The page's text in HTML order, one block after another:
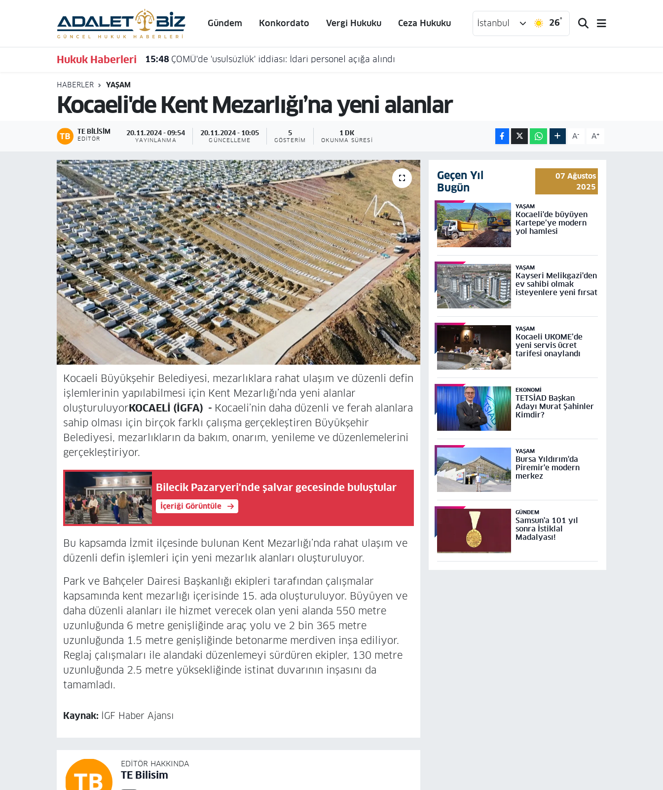
Gündem Konkordato Vergi Hukuku Ceza Hukuku İstanbul 26°
Hukuk Haberleri 15:48 ÇOMÜ'de 'usulsüzlük' iddiası: İdari personel açığa alındı
HABERLER YAŞAM
Kocaeli'de Kent Mezarlığı’na yeni alanlar
TE BILISIM
EDITÖR
20.11.2024 - 09:54
YAYINLANMA
20.11.2024 - 10:05
GÜNCELLEME
5
GÖSTERIM
1 DK
OKUNMA SÜRESI A- A+
Kocaeli Büyükşehir Belediyesi, mezarlıklara rahat ulaşım ve düzenli defin
işlemlerinin yapılabilmesi için Kent Mezarlığı’nda yeni alanlar
oluşturuluyorKOCAELİ (İGFA) - Kocaeli’nin daha düzenli ve ferah alanlara
sahip olması için birçok farklı çalışma gerçekleştiren Büyükşehir
Belediyesi, mezarlıkların da bakım, onarım, yenileme ve düzenlemelerini
gerçekleştiriyor.
Bilecik Pazaryeri'nde şalvar gecesinde buluştular
İçeriği Görüntüle
Bu kapsamda İzmit ilçesinde bulunan Kent Mezarlığı’nda rahat ulaşım ve
düzenli defin işlemleri için yeni mezarlık alanları oluşturuluyor.
Park ve Bahçeler Dairesi Başkanlığı ekipleri tarafından çalışmalar
kapsamında kent mezarlığı içerisinde 15. ada oluşturuluyor. Büyüyen ve
daha düzenli alanları ile hizmet verecek olan yeni alanda 550 metre
uzunluğunda 6 metre genişliğinde araç yolu ve 2 bin 365 metre
uzunluğunda 1.5 metre genişliğinde betonarme merdiven inşa ediliyor.
Reglaj çalışmaları ile alandaki düzenlemeyi sürdüren ekipler, 130 metre
uzunluğunda 2.5 metre yüksekliğinde istinat duvarının inşasını da
tamamladı.
Kaynak: İGF Haber Ajansı
EDITÖR HAKKINDA
TE Bilisim
Geçen Yıl
Bugün
07 Ağustos
2025
YAŞAM
Kocaeli'de büyüyen
Kartepe’ye modern
yol hamlesi
YAŞAM
Kayseri Melikgazi'den
ev sahibi olmak
isteyenlere yeni fırsat
YAŞAM
Kocaeli UKOME’de
yeni servis ücret
tarifesi onaylandı
EKONOMI
TETSİAD Başkan
Adayı Murat Şahinler
Kimdir?
YAŞAM
Bursa Yıldırım'da
Piremir'e modern
merkez
GÜNDEM
Samsun'a 101 yıl
sonra İstiklal
Madalyası!
Hava Durumu
Trafik Durumu
Süper Lig Puan Durumu ve Fikstür
Tüm Manşetler
Son Dakika Haberleri
Haber Arşivi